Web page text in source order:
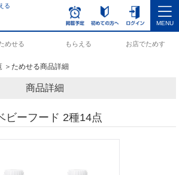
る
MENU
めせる もらえる お店でためす
＞ためせる商品詳細
商品詳細
ビーフード 2種14点